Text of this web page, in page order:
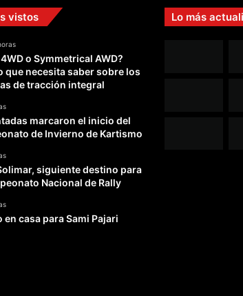
vistos
4WD o Symmetrical AWD?
que necesita saber sobre los
de tracción integral
marcaron el inicio del
de Invierno de Kartismo
siguiente destino para
Nacional de Rally
en casa para Sami Pajari
Lo más